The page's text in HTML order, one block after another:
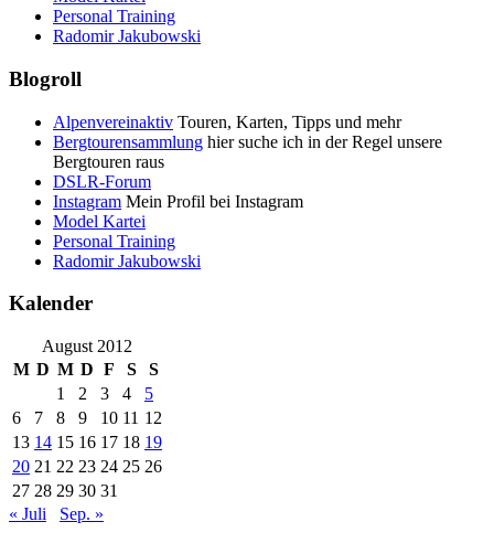
Personal Training
Radomir Jakubowski
Blogroll
Alpenvereinaktiv Touren, Karten, Tipps und mehr
Bergtourensammlung hier suche ich in der Regel unsere
Bergtouren raus
DSLR-Forum
Instagram Mein Profil bei Instagram
Model Kartei
Personal Training
Radomir Jakubowski
Kalender
August 2012
M D M D F S
S
1
2 3 4
5
6
7 8 9 10 11 12
13 14 15 16 17 18 19
20 21 22 23 24 25 26
27 28 29 30 31
« Juli
Sep. »